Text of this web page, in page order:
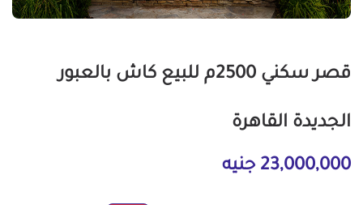
قصر سكني 2500م للبيع كاش بالعبور
الجديدة القاهرة
23,000,000 جنيه